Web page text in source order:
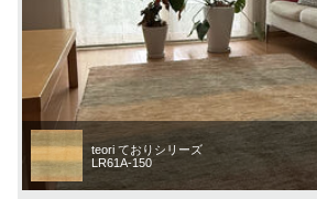
teori ておりシリーズ
LR61A-150